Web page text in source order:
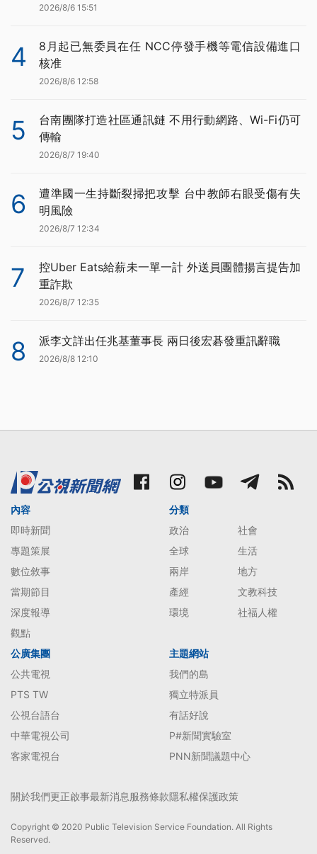
2026/8/6 15:51
4
8月起已無委員在任 NCC停發手機等電信設備進口
核准
2026/8/6 12:58
5
台南團隊打造社區通訊鏈 不用行動網路、Wi-Fi仍可
傳輸
2026/8/7 19:40
6
遭準國一生持斷裂掃把攻擊 台中教師右眼受傷有失
明風險
2026/8/7 12:34
7
控Uber Eats給薪未一單一計 外送員團體揚言提告加
重詐欺
2026/8/7 12:35
8 派李文詳出任兆基董事長 兩日後宏碁發重訊辭職
2026/8/8 12:10
內容
即時新聞
專題策展
數位敘事
當期節目
深度報導
觀點
分類
政治
社會
全球
生活
兩岸
地方
產經
文教科技
環境
社福人權
公廣集團
公共電視
PTS TW
公視台語台
中華電視公司
客家電視台
主題網站
我們的島
獨立特派員
有話好說
P#新聞實驗室
PNN新聞議題中心
關於我們更正啟事最新消息服務條款隱私權保護政策
Copyright © 2020 Public Television Service Foundation. All Rights
Reserved.